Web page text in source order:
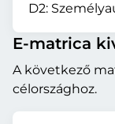
D2:
E-matrica
A következő
célországhoz.